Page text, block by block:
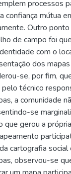
processos
confiança mútua
Outro
de campo foi
com o
dos
se, por fim,
técnico
a comunidade
se
que gerou a
cartografia
observou-se